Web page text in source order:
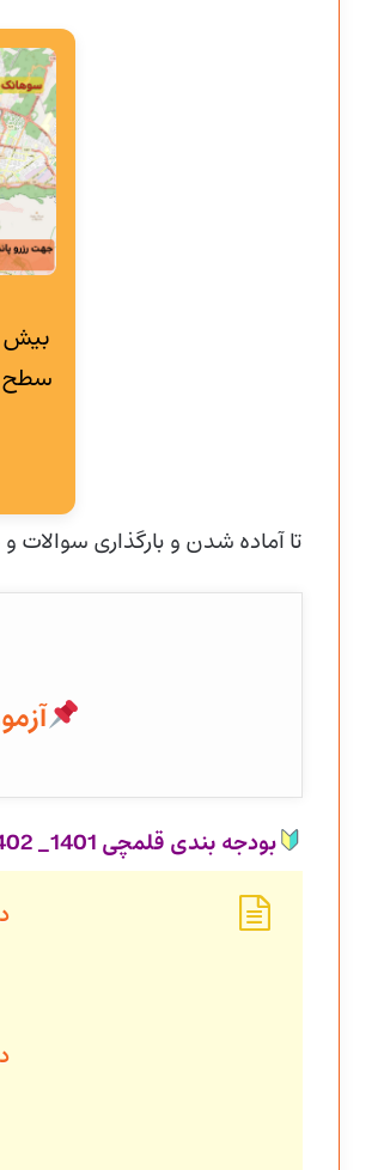
سطح
تا آماده شدن و بارگذاری سوالات
آزمون 5 اسفند 1401
بودجه بندی قلمچی 1401_ 1402